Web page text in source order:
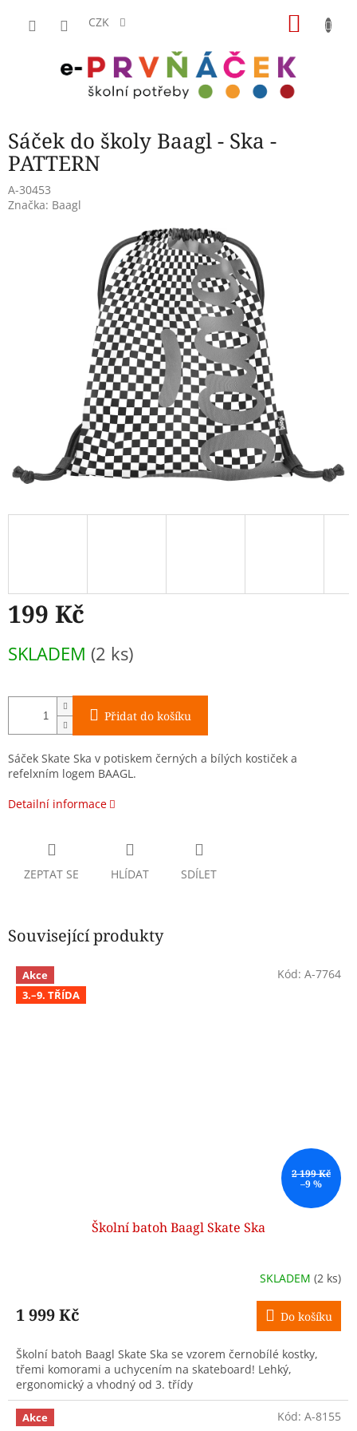
CZK
Sáček do školy Baagl - Ska -
PATTERN
A-30453
Značka: Baagl
199 Kč
cena:
SKLADEM (2 ks)
Přidat do košíku
Sáček Skate Ska v potiskem černých a bílých kostiček a
refelxním logem BAAGL.
Detailní informace
ZEPTAT SE HLÍDAT SDÍLET
Související produkty
Akce
3.–9. TŘÍDA
2 199 Kč
–9 %
Školní batoh Baagl Skate Ska
SKLADEM (2 ks)
1 999 Kč Do košíku
Školní batoh Baagl Skate Ska se vzorem černobílé kostky,
třemi komorami a uchycením na skateboard! Lehký,
ergonomický a vhodný od 3. třídy
Kód: A-7764
Akce Kód: A-8155